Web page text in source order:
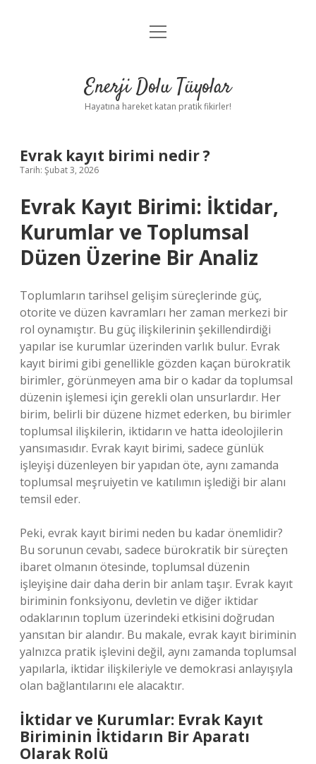
Anasayfa
Yasal Uyarı
menüyü
Enerji Dolu Tüyolar
Hayatına hareket katan pratik fikirler!
Evrak kayıt birimi nedir ?
Tarih: Şubat 3, 2026
Evrak Kayıt Birimi: İktidar,
Kurumlar ve Toplumsal
Düzen Üzerine Bir Analiz
Toplumların tarihsel gelişim süreçlerinde güç,
otorite ve düzen kavramları her zaman merkezi bir
rol oynamıştır. Bu güç ilişkilerinin şekillendirdiği
yapılar ise kurumlar üzerinden varlık bulur. Evrak
kayıt birimi gibi genellikle gözden kaçan bürokratik
birimler, görünmeyen ama bir o kadar da toplumsal
düzenin işlemesi için gerekli olan unsurlardır. Her
birim, belirli bir düzene hizmet ederken, bu birimler
toplumsal ilişkilerin, iktidarın ve hatta ideolojilerin
yansımasıdır. Evrak kayıt birimi, sadece günlük
işleyişi düzenleyen bir yapıdan öte, aynı zamanda
toplumsal meşruiyetin ve katılımın işlediği bir alanı
temsil eder.
Peki, evrak kayıt birimi neden bu kadar önemlidir?
Bu sorunun cevabı, sadece bürokratik bir süreçten
ibaret olmanın ötesinde, toplumsal düzenin
işleyişine dair daha derin bir anlam taşır. Evrak kayıt
biriminin fonksiyonu, devletin ve diğer iktidar
odaklarının toplum üzerindeki etkisini doğrudan
yansıtan bir alandır. Bu makale, evrak kayıt biriminin
yalnızca pratik işlevini değil, aynı zamanda toplumsal
yapılarla, iktidar ilişkileriyle ve demokrasi anlayışıyla
olan bağlantılarını ele alacaktır.
İktidar ve Kurumlar: Evrak Kayıt
Biriminin İktidarın Bir Aparatı
Olarak Rolü